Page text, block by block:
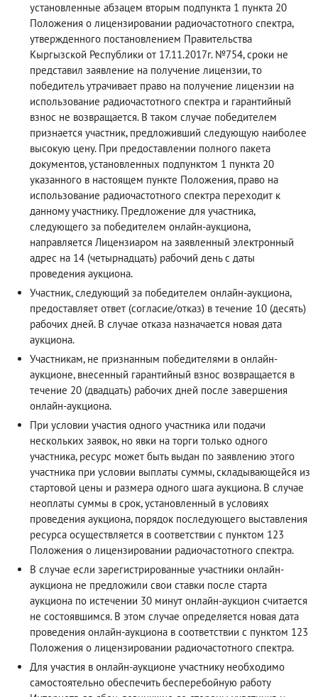
установленные абзацем вторым подпункта 1 пункта 20
Положения о лицензировании радиочастотного спектра,
утвержденного постановлением Правительства
Кыргызской Республики от 17.11.2017г. №754, сроки не
представил заявление на получение лицензии, то
победитель утрачивает право на получение лицензии на
использование радиочастотного спектра и гарантийный
взнос не возвращается. В таком случае победителем
признается участник, предложивший следующую наиболее
высокую цену. При предоставлении полного пакета
документов, установленных подпунктом 1 пункта 20
указанного в настоящем пункте Положения, право на
использование радиочастотного спектра переходит к
данному участнику. Предложение для участника,
следующего за победителем онлайн-аукциона,
направляется Лицензиаром на заявленный электронный
адрес на 14 (четырнадцать) рабочий день с даты
проведения аукциона.
Участник, следующий за победителем онлайн-аукциона,
предоставляет ответ (согласие/отказ) в течение 10 (десять)
рабочих дней. В случае отказа назначается новая дата
аукциона.
Участникам, не признанным победителями в онлайн-
аукционе, внесенный гарантийный взнос возвращается в
течение 20 (двадцать) рабочих дней после завершения
онлайн-аукциона.
При условии участия одного участника или подачи
нескольких заявок, но явки на торги только одного
участника, ресурс может быть выдан по заявлению этого
участника при условии выплаты суммы, складывающейся из
стартовой цены и размера одного шага аукциона. В случае
неоплаты суммы в срок, установленный в условиях
проведения аукциона, порядок последующего выставления
ресурса осуществляется в соответствии с пунктом 123
Положения о лицензировании радиочастотного спектра.
В случае если зарегистрированные участники онлайн-
аукциона не предложили свои ставки после старта
аукциона по истечении 30 минут онлайн-аукцион считается
не состоявшимся. В этом случае определяется новая дата
проведения онлайн-аукциона в соответствии с пунктом 123
Положения о лицензировании радиочастотного спектра.
Для участия в онлайн-аукционе участнику необходимо
самостоятельно обеспечить бесперебойную работу